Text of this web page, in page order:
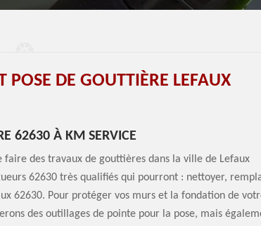
POSE DE GOUTTIÈRE LEFAUX
62630 À KM SERVICE
faire des travaux de gouttières dans la ville de Lefaux
62630 très qualifiés qui pourront : nettoyer,
62630. Pour protéger vos murs et la fondation de
des outillages de pointe pour la pose, mais